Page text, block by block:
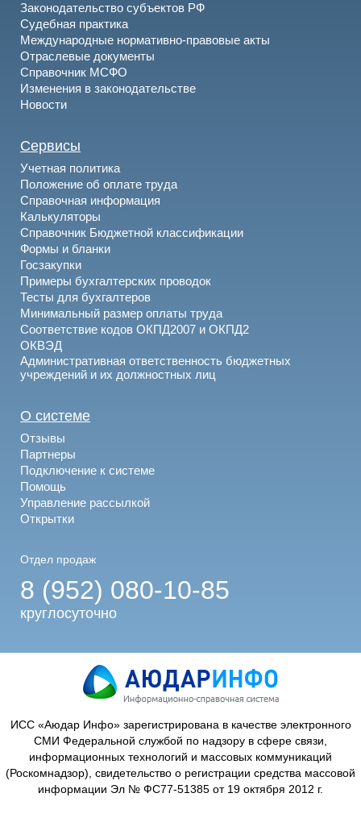
Законодательство субъектов РФ
Судебная практика
Международные нормативно-правовые акты
Отраслевые документы
Справочник МСФО
Изменения в законодательстве
Новости
Сервисы
Учетная политика
Положение об оплате труда
Справочная информация
Калькуляторы
Справочник Бюджетной классификации
Формы и бланки
Госзакупки
Примеры бухгалтерских проводок
Тесты для бухгалтеров
Минимальный размер оплаты труда
Соответствие кодов ОКПД2007 и ОКПД2
ОКВЭД
Административная ответственность бюджетных
учреждений и их должностных лиц
О системе
Отзывы
Партнеры
Подключение к системе
Помощь
Управление рассылкой
Открытки
Отдел продаж
8 (952) 080-10-85
круглосуточно
ИСС «Аюдар Инфо» зарегистрирована в качестве электронного
СМИ Федеральной службой по надзору в сфере связи,
информационных технологий и массовых коммуникаций
(Роскомнадзор), свидетельство о регистрации средства массовой
информации Эл № ФС77-51385 от 19 октября 2012 г.